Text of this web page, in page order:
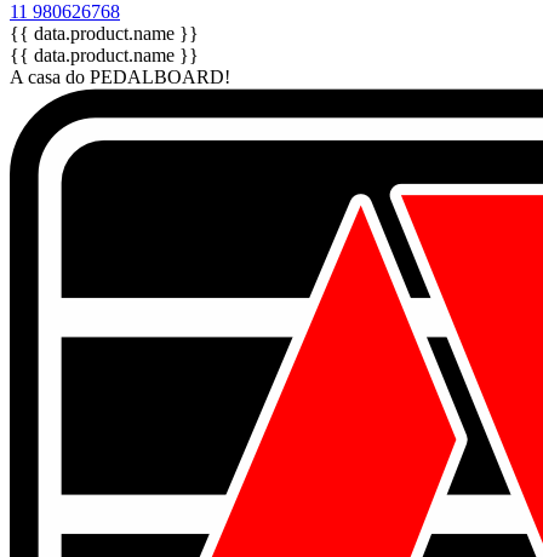
11 980626768
{{ data.product.name }}
{{ data.product.name }}
A casa do PEDALBOARD!